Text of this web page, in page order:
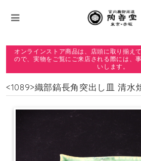
オンラインストア商品は、店頭に取り揃え
ので、実物をご覧にご来店される際には、
いします。
<1089>織部鎬長角突出し皿 清水